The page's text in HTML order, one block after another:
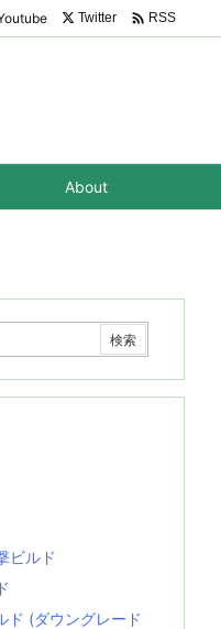
About
Twitter  RSS
ビルド
ド (ダウングレード